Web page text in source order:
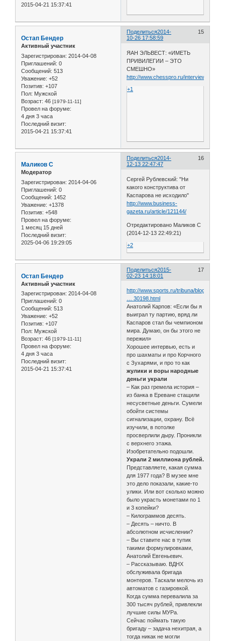
2015-04-21 15:37:41
Поделиться 15
2014-
10-26 17:58:59
Остап Бендер
Активный участник
Зарегистрирован: 2014-04-08
Приглашений: 0
Сообщений: 513
Уважение: +52
Позитив: +107
Пол: Мужской
Возраст: 46 [1979-11-11]
Провел на форуме:
4 дня 3 часа
Последний визит:
2015-04-21 15:37:41
ЯАН ЭЛЬВЕСТ: «ИМЕТЬ
ПРИВИЛЕГИИ – ЭТО
СМЕШНО»
http://www.chesspro.ru/interview/
+1
Поделиться 16
2014-
12-13 22:47:47
Маликов С
Модератор
Зарегистрирован: 2014-04-06
Приглашений: 0
Сообщений: 1452
Уважение: +1378
Позитив: +548
Провел на форуме:
1 месяц 15 дней
Последний визит:
2025-04-06 19:29:05
Сергей Рублевский: "Ни
какого конструктива от
Каспарова не исходило"
http://www.business-
gazeta.ru/article/121144/
Отредактировано Маликов С
(2014-12-13 22:49:21)
+2
Поделиться 17
2015-
02-23 14:18:01
Остап Бендер
Активный участник
Зарегистрирован: 2014-04-08
Приглашений: 0
Сообщений: 513
Уважение: +52
Позитив: +107
Пол: Мужской
Возраст: 46 [1979-11-11]
Провел на форуме:
4 дня 3 часа
Последний визит:
2015-04-21 15:37:41
http://www.sports.ru/tribuna/blogs/chec
… 30198.html
Анатолий Карпов: «Если бы я
выиграл ту партию, вряд ли
Каспаров стал бы чемпионом
мира. Думаю, он бы этого не
пережил»
Хорошее интервью, есть и
про шахматы и про Корчного
с Зухарями, и про то как
жулики и воры народные
деньги украли
– Как раз гремела история –
из банка в Ереване стащили
несусветные деньги. Сумели
обойти системы
сигнализации, охрану. Всё
изучили, в потолке
просверлили дыру. Проникли
с верхнего этажа.
Изобретательно подошли.
Украли 2 миллиона рублей.
Представляете, какая сумма
для 1977 года? В музее мне
это дело показали, какие-то
улики. Или вот сколько можно
было украсть монетами по 1
и 3 копейки?
– Килограммов десять.
– Десять – ничто. В
абсолютном исчислении?
– Вы ставите нас в тупик
такими формулировками,
Анатолий Евгеньевич.
– Рассказываю. ВДНХ
обслуживала бригада
монтеров. Таскали мелочь из
автоматов с газировкой.
Когда сумма перевалила за
300 тысяч рублей, привлекли
лучшие силы МУРа.
Сейчас поймать такую
бригаду – задача нехитрая, а
тогда никак не могли